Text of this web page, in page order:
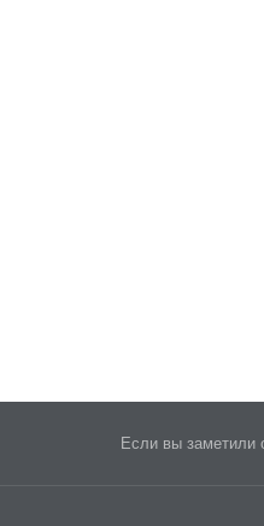
Если вы заметили